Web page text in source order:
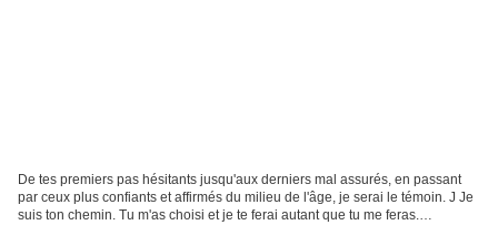
De tes premiers pas hésitants jusqu'aux derniers mal assurés, en passant
par ceux plus confiants et affirmés du milieu de l'âge, je serai le témoin. J Je
suis ton chemin. Tu m'as choisi et je te ferai autant que tu me feras.